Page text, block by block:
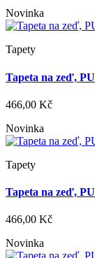
Novinka
Tapety
Tapeta na zeď,
466,00 Kč
Novinka
Tapety
Tapeta na zeď,
466,00 Kč
Novinka